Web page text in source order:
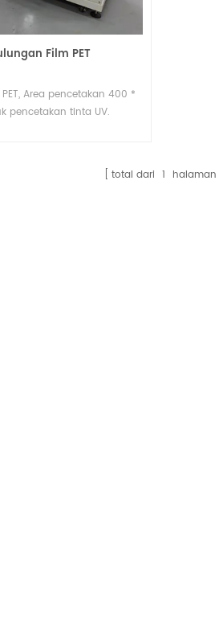
Film PET
Area pencetakan 400 *
pencetakan tinta UV.
total dari 1 halaman